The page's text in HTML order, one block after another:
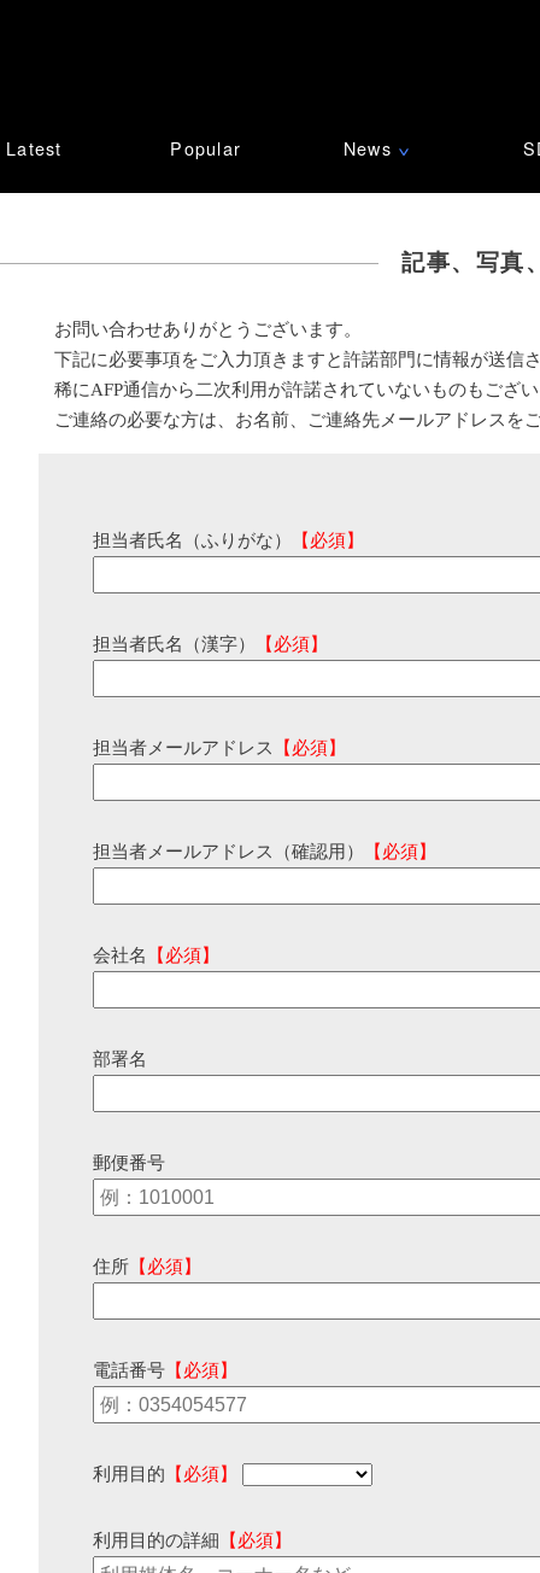
Latest Popular News ∨
記事、写真
お問い合わせありがとうございます。
下記に必要事項をご入力頂きますと許諾部門に情報が送信
稀にAFP通信から二次利用が許諾されていないものもござ
ご連絡の必要な方は、お名前、ご連絡先メールアドレスを
担当者氏名（ふりがな） 【必須】
担当者氏名（漢字） 【必須】
担当者メールアドレス 【必須】
担当者メールアドレス（確認用） 【必須】
会社名 【必須】
部署名
郵便番号
住所 【必須】
電話番号 【必須】
利用目的 【必須】
利用目的の詳細 【必須】